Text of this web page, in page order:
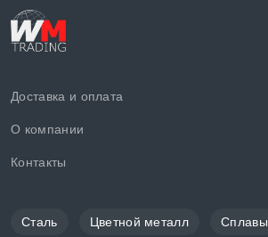
Доставка и оплата
О компании
Контакты
Сталь Цветной металл Сплавы